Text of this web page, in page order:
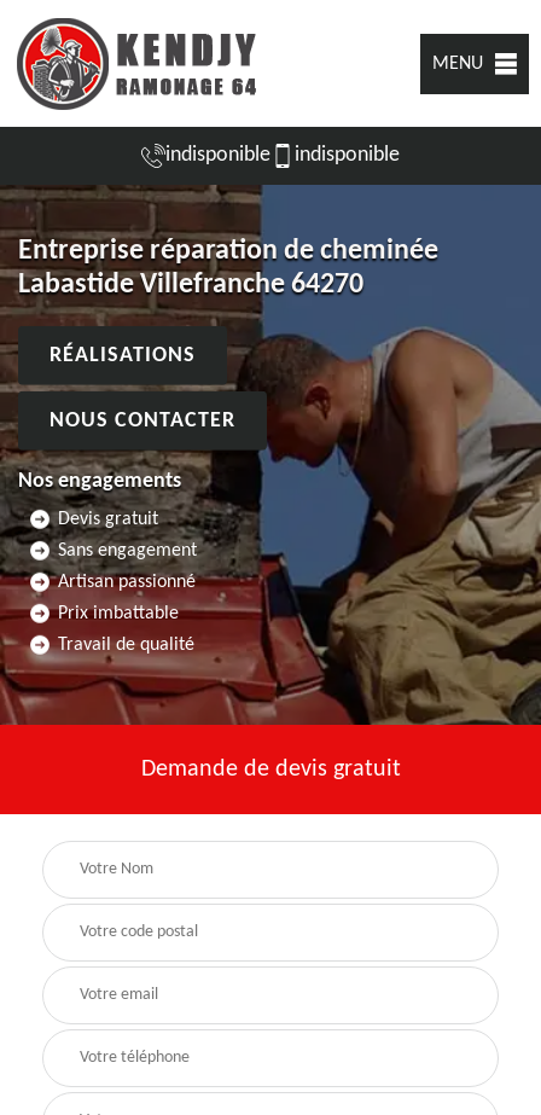
MENU
indisponible indisponible
Entreprise réparation de cheminée
Labastide Villefranche 64270
RÉALISATIONS
NOUS CONTACTER
Nos engagements
Devis gratuit
Sans engagement
Artisan passionné
Prix imbattable
Travail de qualité
Demande de devis gratuit